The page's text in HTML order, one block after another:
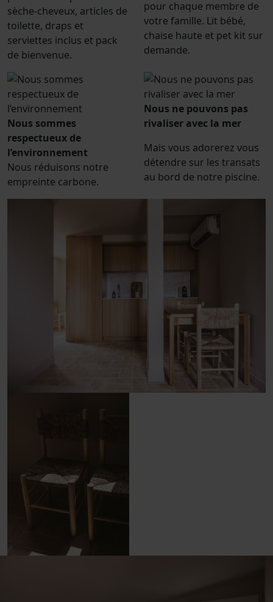
sèche-cheveux, articles de
toilette, draps et
serviettes inclus et pack
de bienvenue.
pour chaque membre de
votre famille. Lit bébé,
chaise haute et pet kit sur
demande.
Nous sommes
respectueux de
l’environnement
Nous réduisons notre
empreinte carbone.
Nous ne pouvons pas
rivaliser avec la mer
Mais vous adorerez vous
détendre sur les transats
au bord de notre piscine.